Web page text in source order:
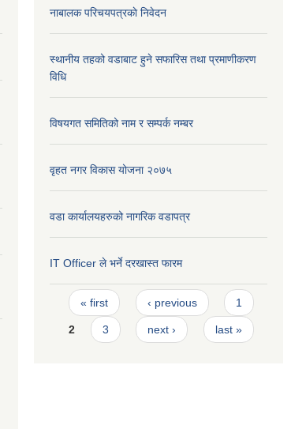
नाबालक परिचयपत्रकाे निवेदन
स्थानीय तहको वडाबाट हुने सफारिस तथा प्रमाणीकरण
विधि
विषयगत समितिको नाम र सम्पर्क नम्बर
वृहत नगर विकास योजना २०७५
वडा कार्यालयहरुको नागरिक वडापत्र
IT Officer ले भर्ने दरखास्त फारम
Pages
« first ‹ previous 1
2 3 next › last »